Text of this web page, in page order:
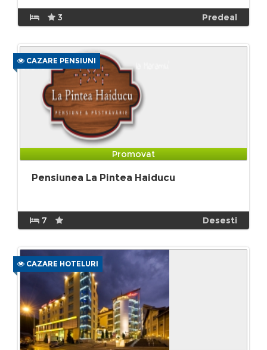
3 Predeal
CAZARE PENSIUNI
Promovat
Pensiunea La Pintea Haiducu
7 Desesti
CAZARE HOTELURI